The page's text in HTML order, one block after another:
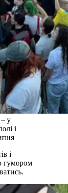
– у
і
і
гумором